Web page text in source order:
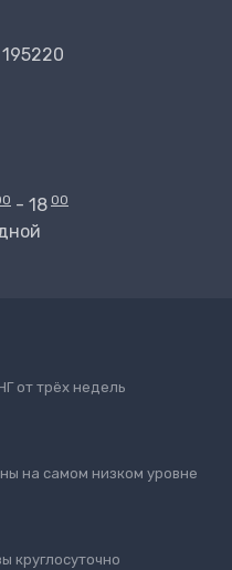
- 18 00
от трёх недель
на самом низком уровне
круглосуточно